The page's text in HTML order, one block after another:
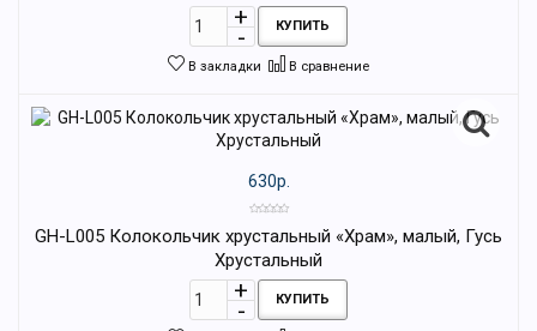
КУПИТЬ
В закладки В сравнение
630р.
GH-L005 Колокольчик хрустальный «Храм», малый, Гусь
Хрустальный
КУПИТЬ